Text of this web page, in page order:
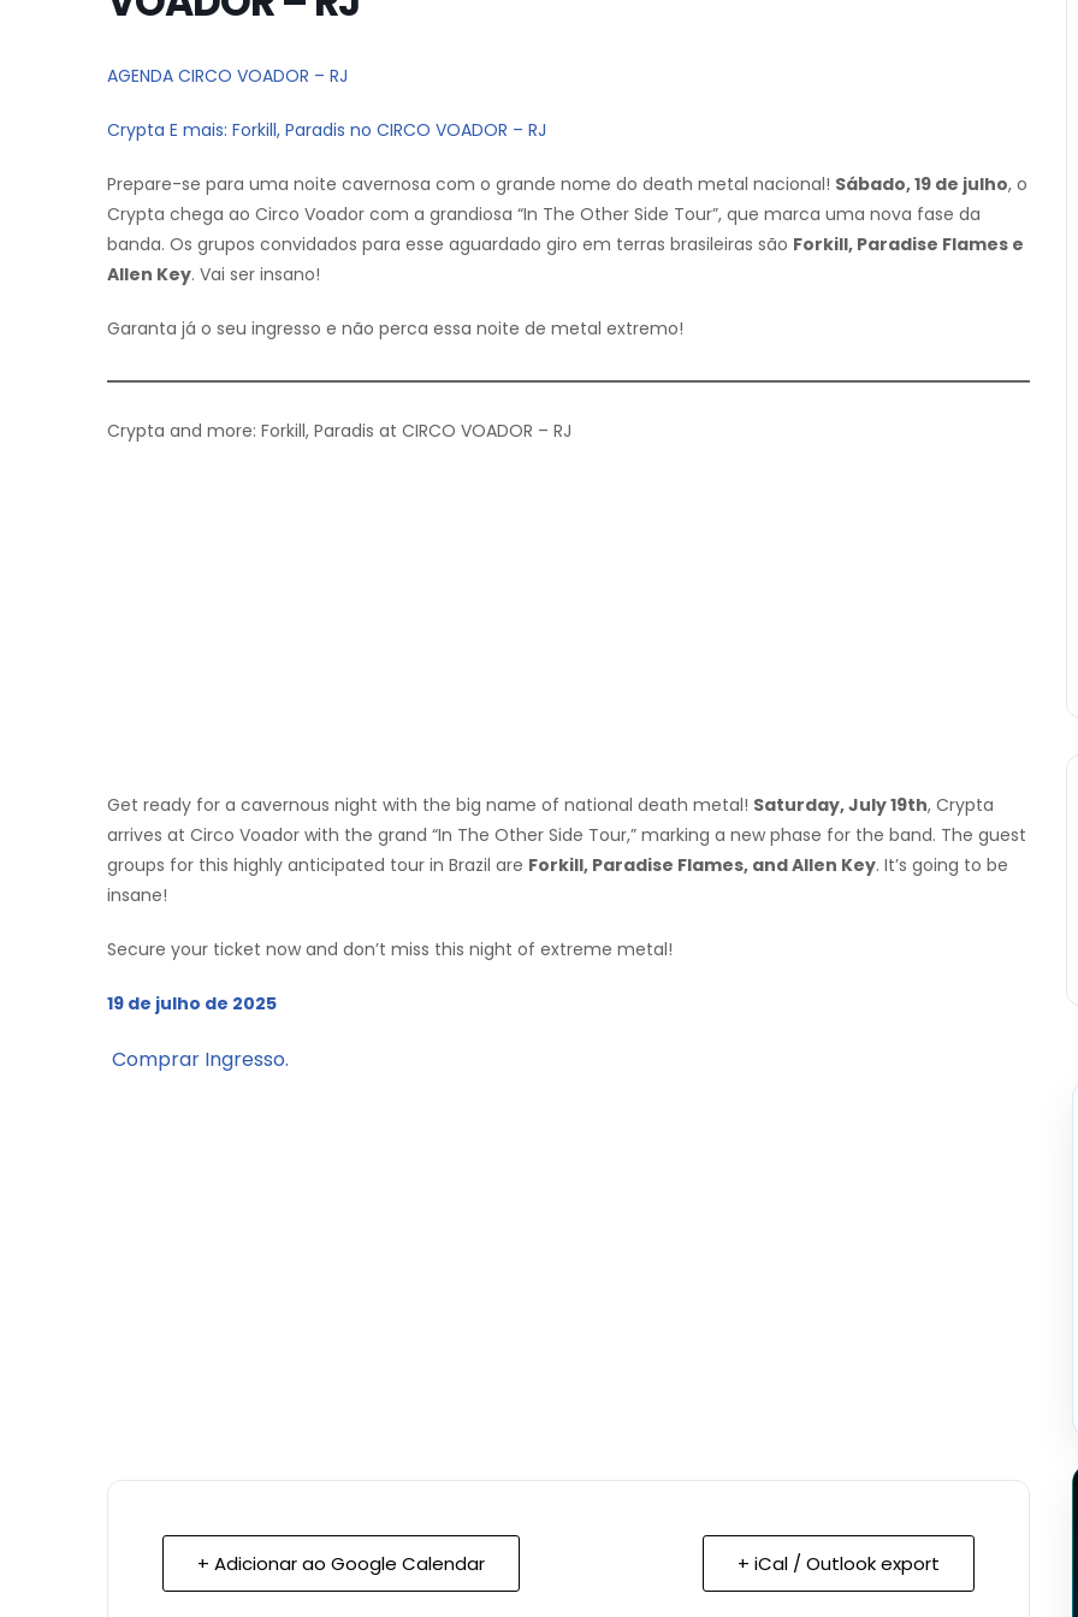
AGENDA CIRCO VOADOR – RJ
Crypta E mais: Forkill, Paradis no CIRCO VOADOR – RJ
Prepare-se para uma noite cavernosa com o grande nome do death metal nacional! Sábado, 19 de julho, o
Crypta chega ao Circo Voador com a grandiosa “In The Other Side Tour”, que marca uma nova fase da
banda. Os grupos convidados para esse aguardado giro em terras brasileiras são Forkill, Paradise Flames e
Allen Key. Vai ser insano!
Garanta já o seu ingresso e não perca essa noite de metal extremo!
Crypta and more: Forkill, Paradis at CIRCO VOADOR – RJ
Get ready for a cavernous night with the big name of national death metal! Saturday, July 19th, Crypta
arrives at Circo Voador with the grand “In The Other Side Tour,” marking a new phase for the band. The guest
groups for this highly anticipated tour in Brazil are Forkill, Paradise Flames, and Allen Key. It’s going to be
insane!
Secure your ticket now and don’t miss this night of extreme metal!
19 de julho de 2025
Comprar Ingresso.
+ Adicionar ao Google Calendar + iCal / Outlook export